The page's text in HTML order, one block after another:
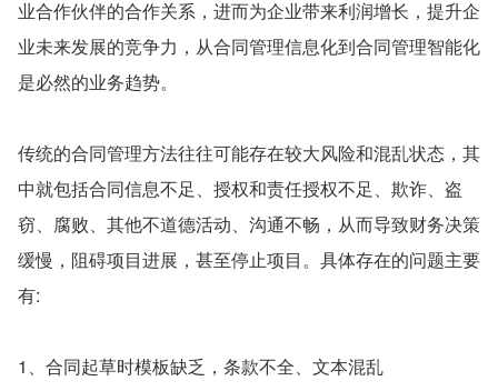
业合作伙伴的合作关系，进而为企业带来利润增长，提升企
业未来发展的竞争力，从合同管理信息化到合同管理智能化
是必然的业务趋势。
传统的合同管理方法往往可能存在较大风险和混乱状态，其
中就包括合同信息不足、授权和责任授权不足、欺诈、盗
窃、腐败、其他不道德活动、沟通不畅，从而导致财务决策
缓慢，阻碍项目进展，甚至停止项目。具体存在的问题主要
有:
1、合同起草时模板缺乏，条款不全、文本混乱